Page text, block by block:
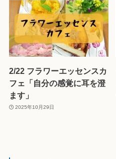
2/22 フラワーエッセンスカ
フェ「自分の感覚に耳を澄
ます」
2025年10月29日